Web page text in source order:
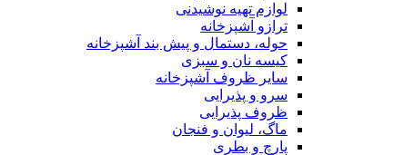
لوازم تهیه نوشیدنی
ترازو آشپزخانه
حوله، دستمال و پیش بند آشپزخانه
کیسه نان و سبزی
سایر ظروف آشپزخانه
سرو و پذیرایی
ظروف پذیرایی
ماگ، لیوان و فنجان
پارچ و بطری